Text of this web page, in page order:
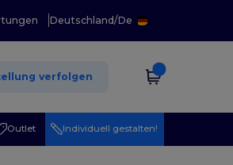
Deutschland/De
verfolgen
Outlet Individuell gestalten!